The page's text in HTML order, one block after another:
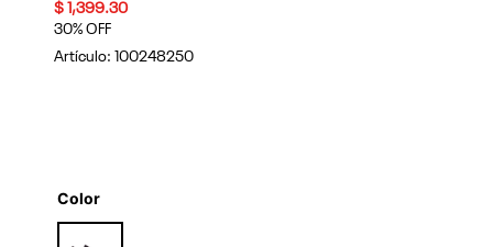
$ 1,399.30
30% OFF
Artículo: 100248250
Color